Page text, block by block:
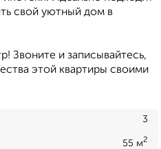
свой уютный дом в
Звоните и записывайтесь,
этой квартиры своими
3
55 м2